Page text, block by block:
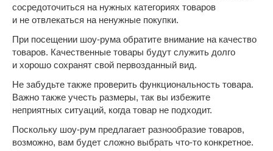
сосредоточиться на нужных категориях товаров
и не отвлекаться на ненужные покупки.
При посещении шоу-рума обратите внимание на качество
товаров. Качественные товары будут служить долго
и хорошо сохранят свой первозданный вид.
Не забудьте также проверить функциональность товара.
Важно также учесть размеры, так вы избежите
неприятных ситуаций, когда товар не подходит.
Поскольку шоу-рум предлагает разнообразие товаров,
возможно, вам будет сложно выбрать что-то конкретное.